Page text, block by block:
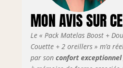
MON AVIS SUR
Le « Pack Matelas Boost +
Couette + 2 oreillers » m’a
par son confort exceptionnel